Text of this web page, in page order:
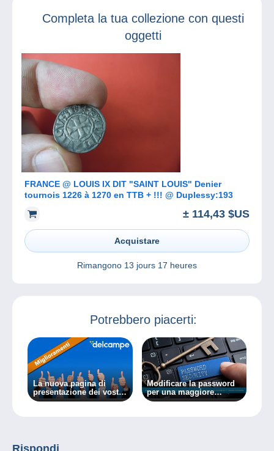
Uniti!
Completa la tua collezione con questi
oggetti
FRANCE @ LOUIS IX DIT "SAINT LOUIS" Denier
tournois 1226 à 1270 en TTB + !!! @ Duplessy:193
± 114,43 $US
Acquistare
Rimangono 13 jours 17 heures
Potrebbero piacerti:
La nuova pagina di
presentazione dei vostri
elenchi di oggetti
Modificare la password
per una maggiore
sicurezza!